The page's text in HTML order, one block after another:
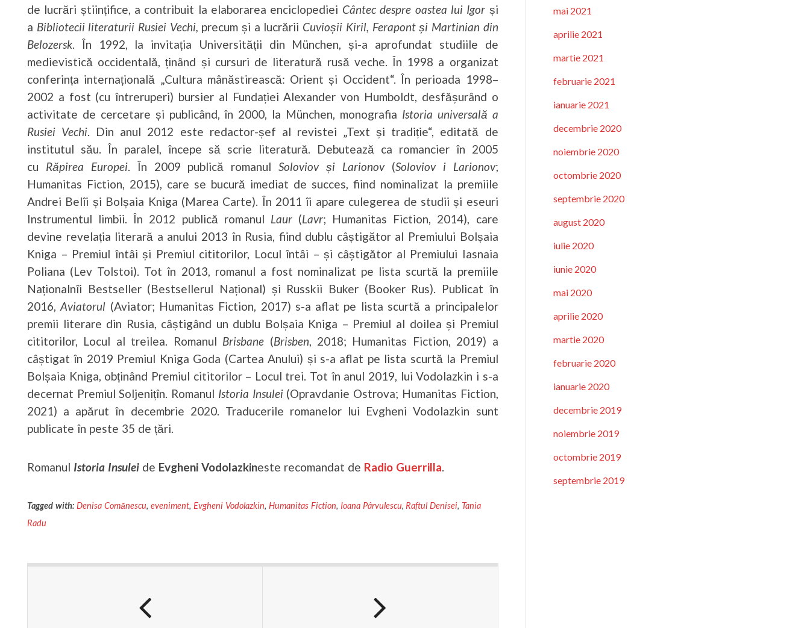
de lucrări științifice, a contribuit la elaborarea enciclopediei Cântec despre oastea lui Igor și
a Bibliotecii literaturii Rusiei Vechi, precum și a lucrării Cuvioșii Kiril, Ferapont și Martinian din
Belozersk. În 1992, la invitația Universității din München, și-a aprofundat studiile de
medievistică occidentală, ținând și cursuri de literatură rusă veche. În 1998 a organizat
conferința internațională „Cultura mânăstirească: Orient și Occident“. În perioada 1998–
2002 a fost (cu întreruperi) bursier al Fundației Alexander von Humboldt, desfășurând o
activitate de cercetare și publicând, în 2000, la München, monografia Istoria universală a
Rusiei Vechi. Din anul 2012 este redactor-șef al revistei „Text și tradiție“, editată de
institutul său. În paralel, începe să scrie literatură. Debutează ca romancier în 2005
cu Răpirea Europei. În 2009 publică romanulSoloviov și Larionov (Soloviov i Larionov;
Humanitas Fiction, 2015), care se bucură imediat de succes, fiind nominalizat la premiile
Andrei Belîi și Bolșaia Kniga (Marea Carte). În 2011 îi apare culegerea de studii și eseuri
Instrumentul limbii. În 2012 publică romanul Laur(Lavr; Humanitas Fiction, 2014), care
devine revelația literară a anului 2013 în Rusia, fiind dublu câștigător al Premiului Bolșaia
Kniga – Premiul întâi și Premiul cititorilor, Locul întâi – și câștigător al Premiului Iasnaia
Poliana (Lev Tolstoi). Tot în 2013, romanul a fost nominalizat pe lista scurtă la premiile
Naționalnîi Bestseller (Bestsellerul Național) și Russkii Buker (Booker Rus). Publicat în
2016,Aviatorul (Aviator; Humanitas Fiction, 2017) s-a aflat pe lista scurtă a principalelor
premii literare din Rusia, câștigând un dublu Bolșaia Kniga – Premiul al doilea și Premiul
cititorilor, Locul al treilea. Romanul Brisbane (Brisben, 2018; Humanitas Fiction, 2019) a
câștigat în 2019 Premiul Kniga Goda (Cartea Anului) și s-a aflat pe lista scurtă la Premiul
Bolșaia Kniga, obținând Premiul cititorilor – Locul trei. Tot în anul 2019, lui Vodolazkin i s-a
decernat Premiul Soljenițîn. Romanul Istoria Insulei(Opravdanie Ostrova; Humanitas Fiction,
2021) a apărut în decembrie 2020. Traducerile romanelor lui Evgheni Vodolazkin sunt
publicate în peste 35 de țări.
Romanul Istoria Insuleide Evgheni Vodolazkineste recomandat de Radio Guerrilla.
Tagged with: Denisa Comănescu, eveniment, Evgheni Vodolazkin, Humanitas Fiction, Ioana Pârvulescu, Raftul Denisei, Tania
Radu
mai 2021
aprilie 2021
martie 2021
februarie 2021
ianuarie 2021
decembrie 2020
noiembrie 2020
octombrie 2020
septembrie 2020
august 2020
iulie 2020
iunie 2020
mai 2020
aprilie 2020
martie 2020
februarie 2020
ianuarie 2020
decembrie 2019
noiembrie 2019
octombrie 2019
septembrie 2019